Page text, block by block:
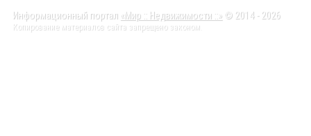
Информационный портал «Мир :: Недвижимости ::» © 2014 - 2026
Копирование материалов сайта запрещено законом.